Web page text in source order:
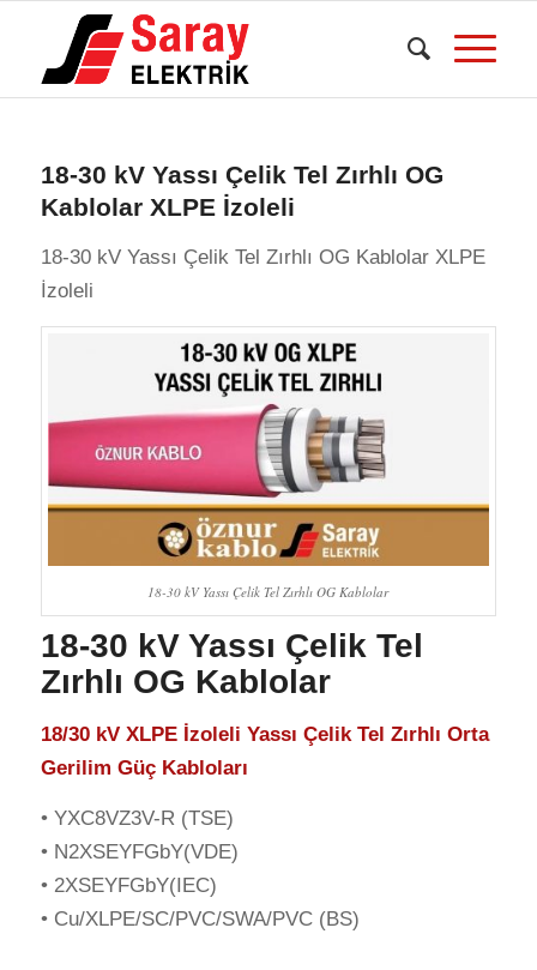
18-30 kV Yassı Çelik Tel Zırhlı OG
Kablolar XLPE İzoleli
18-30 kV Yassı Çelik Tel Zırhlı OG Kablolar XLPE
İzoleli
18-30 kV Yassı Çelik Tel Zırhlı OG Kablolar
18-30 kV Yassı Çelik Tel
Zırhlı OG Kablolar
18/30 kV XLPE İzoleli Yassı Çelik Tel Zırhlı Orta
Gerilim Güç Kabloları
• YXC8VZ3V-R (TSE)
• N2XSEYFGbY(VDE)
• 2XSEYFGbY(IEC)
• Cu/XLPE/SC/PVC/SWA/PVC (BS)